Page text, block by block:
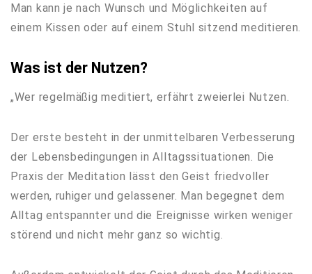
Man kann je nach Wunsch und Möglichkeiten auf
einem Kissen oder auf einem Stuhl sitzend meditieren.
Was ist der Nutzen?
„Wer regelmäßig meditiert, erfährt zweierlei Nutzen.
Der erste besteht in der unmittelbaren Verbesserung
der Lebensbedingungen in Alltagssituationen. Die
Praxis der Meditation lässt den Geist friedvoller
werden, ruhiger und gelassener. Man begegnet dem
Alltag entspannter und die Ereignisse wirken weniger
störend und nicht mehr ganz so wichtig.